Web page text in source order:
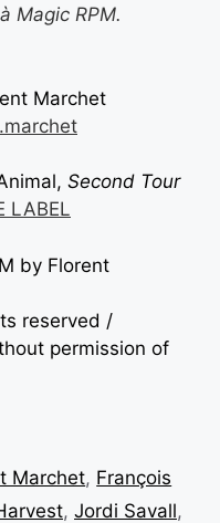
Magic RPM.
Marchet
Second Tour
LABEL
by Florent
reserved /
permission of
Marchet, François
, Jordi Savall,